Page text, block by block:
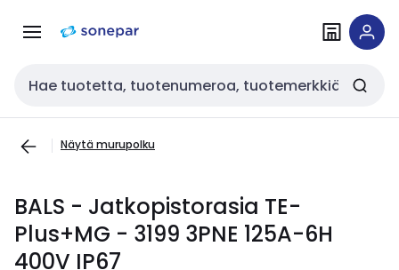
navigointiinsisältöön
Haku
Näytä murupolku
BALS - Jatkopistorasia TE-
Plus+MG - 3199 3PNE 125A-6H
400V IP67